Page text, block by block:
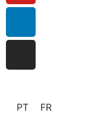
PT FR